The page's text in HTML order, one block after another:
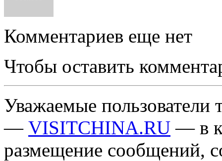
Комментариев еще нет
Чтобы оставить
Уважаемые пользователи
— VISITCHINA.RU — в
размещение сообщений,